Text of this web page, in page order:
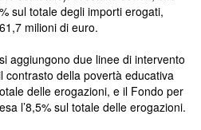
sul totale degli importi erogati,
milioni di euro.
aggiungono due linee di intervento
contrasto della povertà educativa
delle erogazioni, e il Fondo per
l’8,5% sul totale delle erogazioni.